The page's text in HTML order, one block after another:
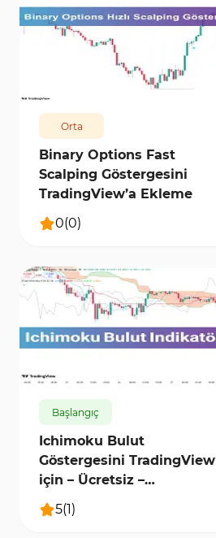
Orta
Binary Options Fast
Scalping Göstergesini
TradingView’a Ekleme
0(0)
Başlangıç
Ichimoku Bulut
Göstergesini TradingView
için – Ücretsiz –
[TradingFinder]
5(1 )